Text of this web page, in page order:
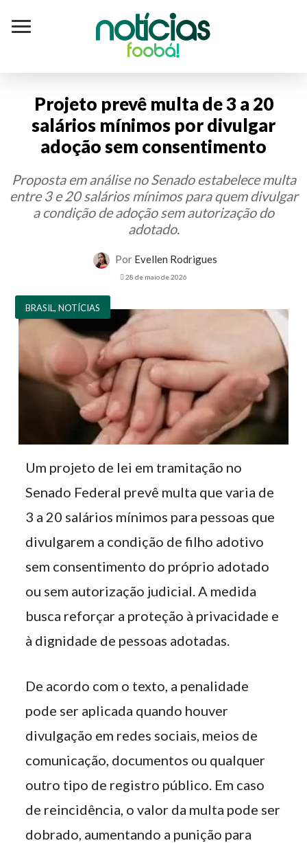
Notícias
foobá!
Projeto prevê multa de 3 a 20
salários mínimos por divulgar
adoção sem consentimento
Proposta em análise no Senado estabelece multa
entre 3 e 20 salários mínimos para quem divulgar
a condição de adoção sem autorização do
adotado.
Por Evellen Rodrigues
28 de maio de 2026
BRASIL,NOTÍCIAS
Um projeto de lei em tramitação no
Senado Federal prevê multa que varia de
3 a 20 salários mínimos para pessoas que
divulgarem a condição de filho adotivo
sem consentimento do próprio adotado
ou sem autorização judicial. A medida
busca reforçar a proteção à privacidade e
à dignidade de pessoas adotadas.
De acordo com o texto, a penalidade
pode ser aplicada quando houver
divulgação em redes sociais, meios de
comunicação, documentos ou qualquer
outro tipo de registro público. Em caso
de reincidência, o valor da multa pode ser
dobrado, aumentando a punição para